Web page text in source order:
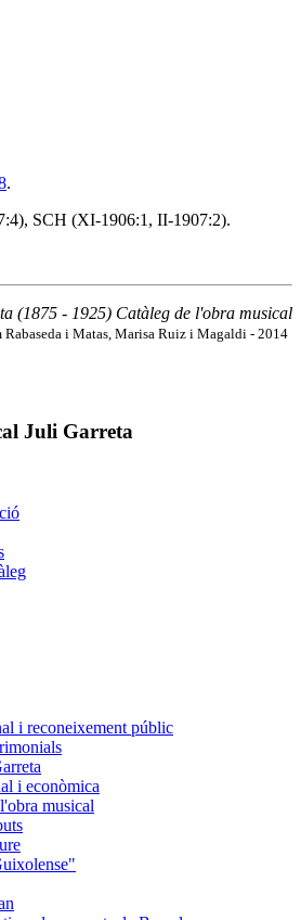
.
SCH (XI-1906:1, II-1907:2).
(1875 - 1925) Catàleg de l'obra musical
Rabaseda i Matas, Marisa Ruiz i Magaldi - 2014
Juli Garreta
i reconeixement públic
i econòmica
musical